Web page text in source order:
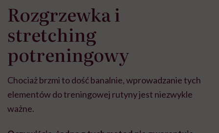
Rozgrzewka i
stretching
potreningowy
Chociaż brzmi to dość banalnie, wprowadzanie tych
elementów do treningowej rutyny jest niezwykle
ważne.